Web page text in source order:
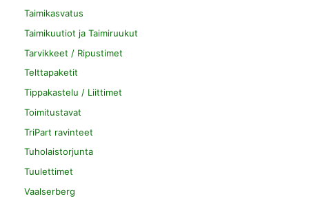
Taimikasvatus
Taimikuutiot ja Taimiruukut
Tarvikkeet / Ripustimet
Telttapaketit
Tippakastelu / Liittimet
Toimitustavat
TriPart ravinteet
Tuholaistorjunta
Tuulettimet
Vaalserberg